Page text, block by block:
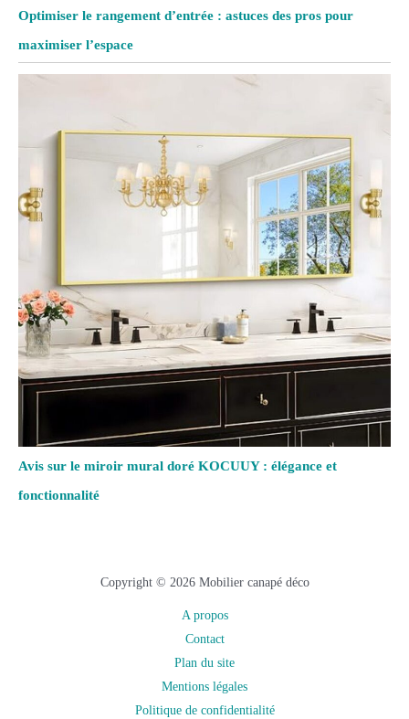
Optimiser le rangement d’entrée : astuces des pros pour
maximiser l’espace
Avis sur le miroir mural doré KOCUUY : élégance et
fonctionnalité
Copyright © 2026 Mobilier canapé déco
A propos
Contact
Plan du site
Mentions légales
Politique de confidentialité